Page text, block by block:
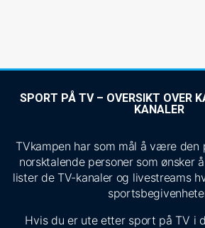
SPORT PÅ TV – OVERSIKT OVER
KANALER
TVkampen har som mål å være den
norsktalende personer som ønsker
lister de TV-kanaler og livestreams
Hvis du er ute etter sport på TV i